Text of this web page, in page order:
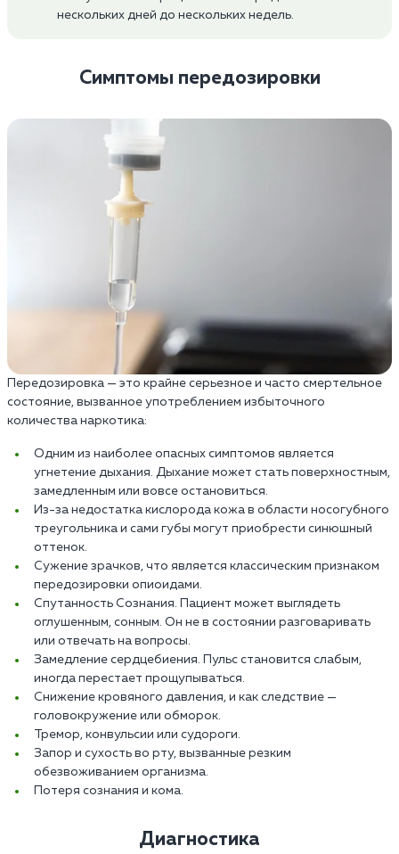
нескольких дней до нескольких недель.
Симптомы передозировки
Передозировка — это крайне серьезное и часто смертельное
состояние, вызванное употреблением избыточного
количества наркотика:
Одним из наиболее опасных симптомов является
угнетение дыхания. Дыхание может стать поверхностным,
замедленным или вовсе остановиться.
Из-за недостатка кислорода кожа в области носогубного
треугольника и сами губы могут приобрести синюшный
оттенок.
Сужение зрачков, что является классическим признаком
передозировки опиоидами.
Спутанность Сознания. Пациент может выглядеть
оглушенным, сонным. Он не в состоянии разговаривать
или отвечать на вопросы.
Замедление сердцебиения. Пульс становится слабым,
иногда перестает прощупываться.
Снижение кровяного давления, и как следствие —
головокружение или обморок.
Тремор, конвульсии или судороги.
Запор и сухость во рту, вызванные резким
обезвоживанием организма.
Потеря сознания и кома.
Диагностика